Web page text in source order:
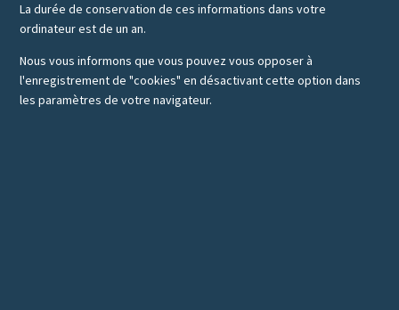
La durée de conservation de ces informations dans votre
ordinateur est de un an.
Nous vous informons que vous pouvez vous opposer à
l'enregistrement de "cookies" en désactivant cette option dans
les paramètres de votre navigateur.